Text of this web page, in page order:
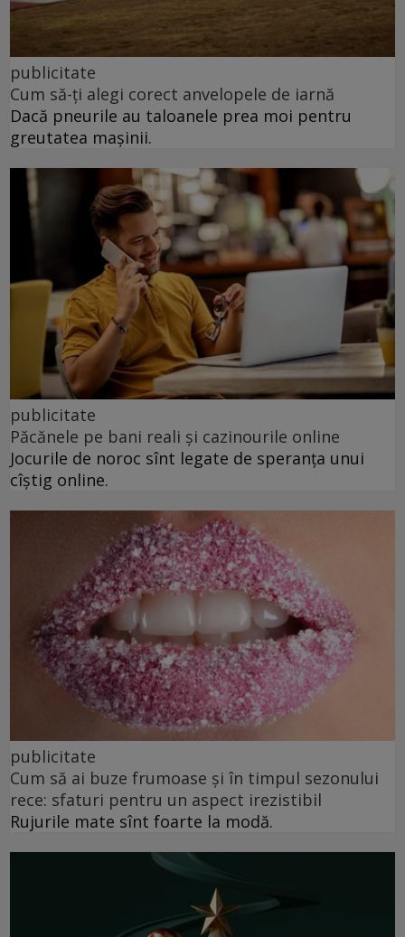
publicitate
Cum să-ți alegi corect anvelopele de iarnă
Dacă pneurile au taloanele prea moi pentru
greutatea mașinii.
publicitate
Păcănele pe bani reali și cazinourile online
Jocurile de noroc sînt legate de speranța unui
cîștig online.
publicitate
Cum să ai buze frumoase şi în timpul sezonului
rece: sfaturi pentru un aspect irezistibil
Rujurile mate sînt foarte la modă.